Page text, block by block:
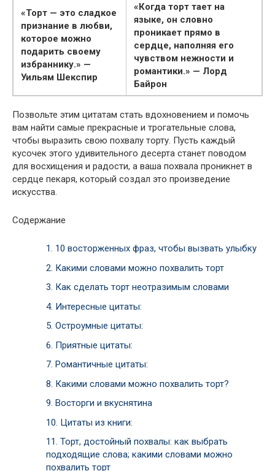
«Торт — это сладкое
признание в любви,
которое можно
подарить своему
избраннику.» —
Уильям Шекспир
«Когда торт тает на
языке, он словно
проникает прямо в
сердце, наполняя его
чувством нежности и
романтики.» — Лорд
Байрон
Позвольте этим цитатам стать вдохновением и помочь
вам найти самые прекрасные и трогательные слова,
чтобы выразить свою похвалу торту. Пусть каждый
кусочек этого удивительного десерта станет поводом
для восхищения и радости, а ваша похвала проникнет в
сердце пекаря, который создал это произведение
искусства.
Содержание
1. 10 восторженных фраз, чтобы вызвать улыбку
2. Какими словами можно похвалить торт
3. Как сделать торт неотразимым словами
4. Интересные цитаты:
5. Остроумные цитаты:
6. Приятные цитаты:
7. Романтичные цитаты:
8. Какими словами можно похвалить торт?
9. Восторги и вкуснятина
10. Цитаты из книги:
11. Торт, достойный похвалы: как выбрать
подходящие слова; какими словами можно
похвалить торт